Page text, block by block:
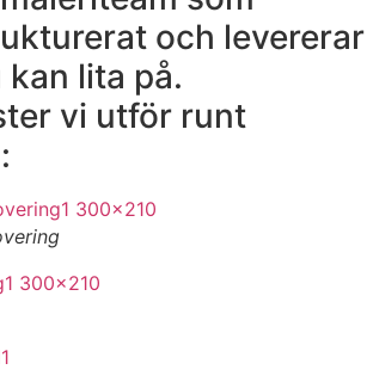
och levererar
lita på.
vi utför runt